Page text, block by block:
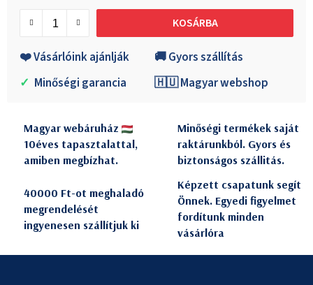
KOSÁRBA
❤️ Vásárlóink ajánlják
🚚 Gyors szállítás
✓ Minőségi garancia 🇭🇺 Magyar webshop
Magyar webáruház
10éves tapasztalattal,
amiben megbízhat.
Minőségi termékek saját
raktárunkból. Gyors és
biztonságos szállitás.
40000 Ft-ot meghaladó
megrendelését
ingyenesen szállítjuk ki
Képzett csapatunk segít
Önnek. Egyedi figyelmet
fordítunk minden
vásárlóra